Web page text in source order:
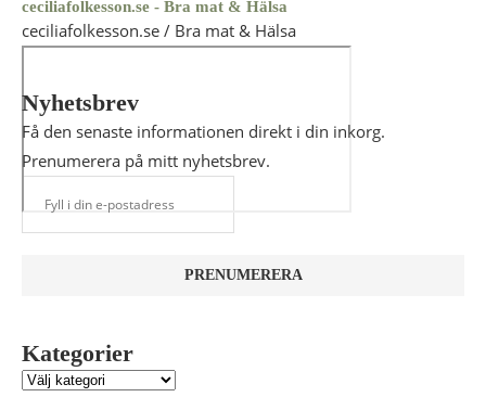
ceciliafolkesson.se - Bra mat & Hälsa
ceciliafolkesson.se / Bra mat & Hälsa
Nyhetsbrev
Få den senaste informationen direkt i din inkorg.
Prenumerera på mitt nyhetsbrev.
Kategorier